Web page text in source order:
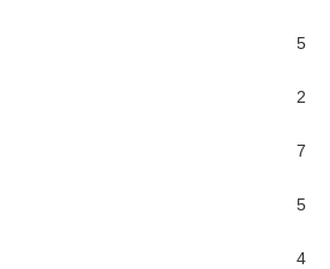
5
2
7
5
4